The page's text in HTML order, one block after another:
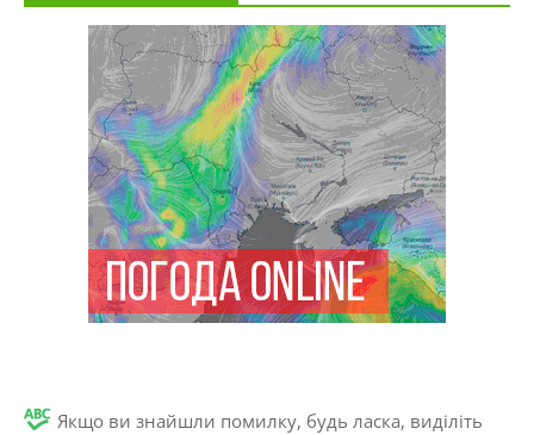
Якщо ви знайшли помилку, будь ласка, виділіть